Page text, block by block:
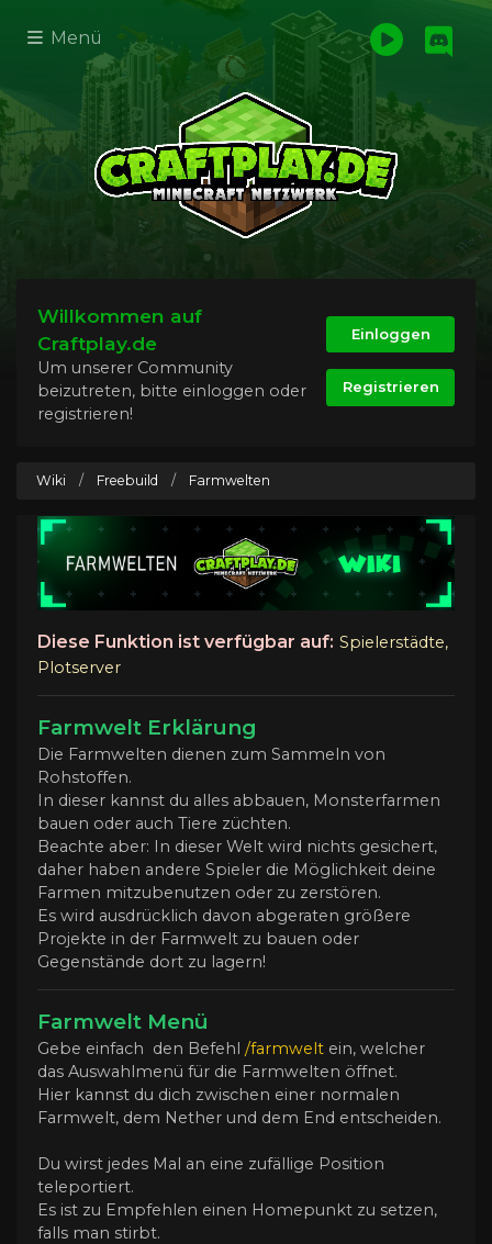
Menü
Willkommen auf
Craftplay.de
Um unserer Community
beizutreten, bitte einloggen oder
registrieren!
Einloggen
Registrieren
Wiki / Freebuild / Farmwelten
Diese Funktion ist verfügbar auf: Spielerstädte,
Plotserver
Farmwelt Erklärung
Die Farmwelten dienen zum Sammeln von
Rohstoffen.
In dieser kannst du alles abbauen, Monsterfarmen
bauen oder auch Tiere züchten.
Beachte aber: In dieser Welt wird nichts gesichert,
daher haben andere Spieler die Möglichkeit deine
Farmen mitzubenutzen oder zu zerstören.
Es wird ausdrücklich davon abgeraten größere
Projekte in der Farmwelt zu bauen oder
Gegenstände dort zu lagern!
Farmwelt Menü
Gebe einfach den Befehl /farmwelt ein, welcher
das Auswahlmenü für die Farmwelten öffnet.
Hier kannst du dich zwischen einer normalen
Farmwelt, dem Nether und dem End entscheiden.
Du wirst jedes Mal an eine zufällige Position
teleportiert.
Es ist zu Empfehlen einen Homepunkt zu setzen,
falls man stirbt.